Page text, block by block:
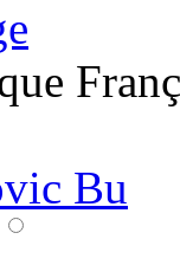
Bu